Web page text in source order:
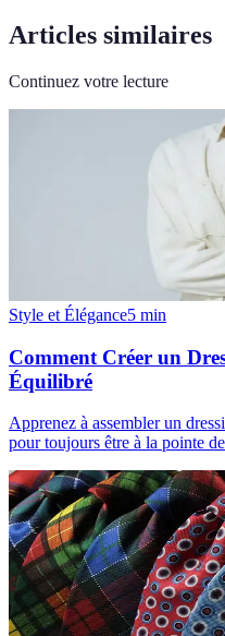
Articles similaires
Continuez votre lecture
Style et Élégance5 min
Comment Créer un
Équilibré
Apprenez à assembler un
pour toujours être à la pointe